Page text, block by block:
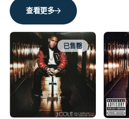
查看更多
已售罄